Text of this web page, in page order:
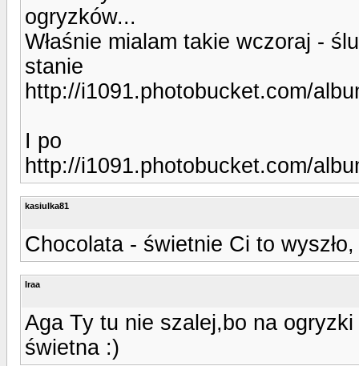
ogryzków...
Właśnie mialam takie wczoraj -
stanie
http://i1091.photobucket.com/
I po
http://i1091.photobucket.com/
kasiulka81
Chocolata - świetnie Ci to
Iraa
Aga Ty tu nie szalej,bo na
świetna :)